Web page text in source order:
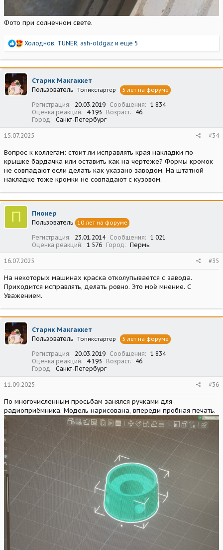
Фото при солнечном свете.
Р
а
к
ц
и
и
Холоднов TUNER ash-oldgaz и еще 5
Старик Макгаккет
Пользователь Топикстартер 5 лет на форуме
Регистрация 20.03.2019 Сообщения
1 834
Оценка реакций
4 193 Возраст
46
Город
Санкт-Петербург
15.07.2025 #34
Вопрос к коллегам: стоит ли исправлять края накладки по
крышке бардачка или оставить как на чертеже? Формы кромок
не совпадают если делать как указано заводом. На штатной
накладке тоже кромки не совпадают с кузовом.
П Пионер
Пользователь 10 лет на форуме
Регистрация 23.01.2014 Сообщения
1 021
Оценка реакций
1 576 Город Пермь
16.07.2025 #35
На некоторых машинах краска отколупывается с завода.
Приходится исправлять, делать ровно. Это моё мнение. С
Уважением.
Старик Макгаккет
Пользователь Топикстартер 5 лет на форуме
Регистрация 20.03.2019 Сообщения
1 834
Оценка реакций
4 193 Возраст
46
Город
Санкт-Петербург
11.09.2025 #36
По многочисленным просьбам занялся ручками для
радиоприёмника. Модель нарисована, впереди пробная печать.